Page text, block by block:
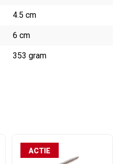
4.5 cm
6 cm
353 gram
ACTIE